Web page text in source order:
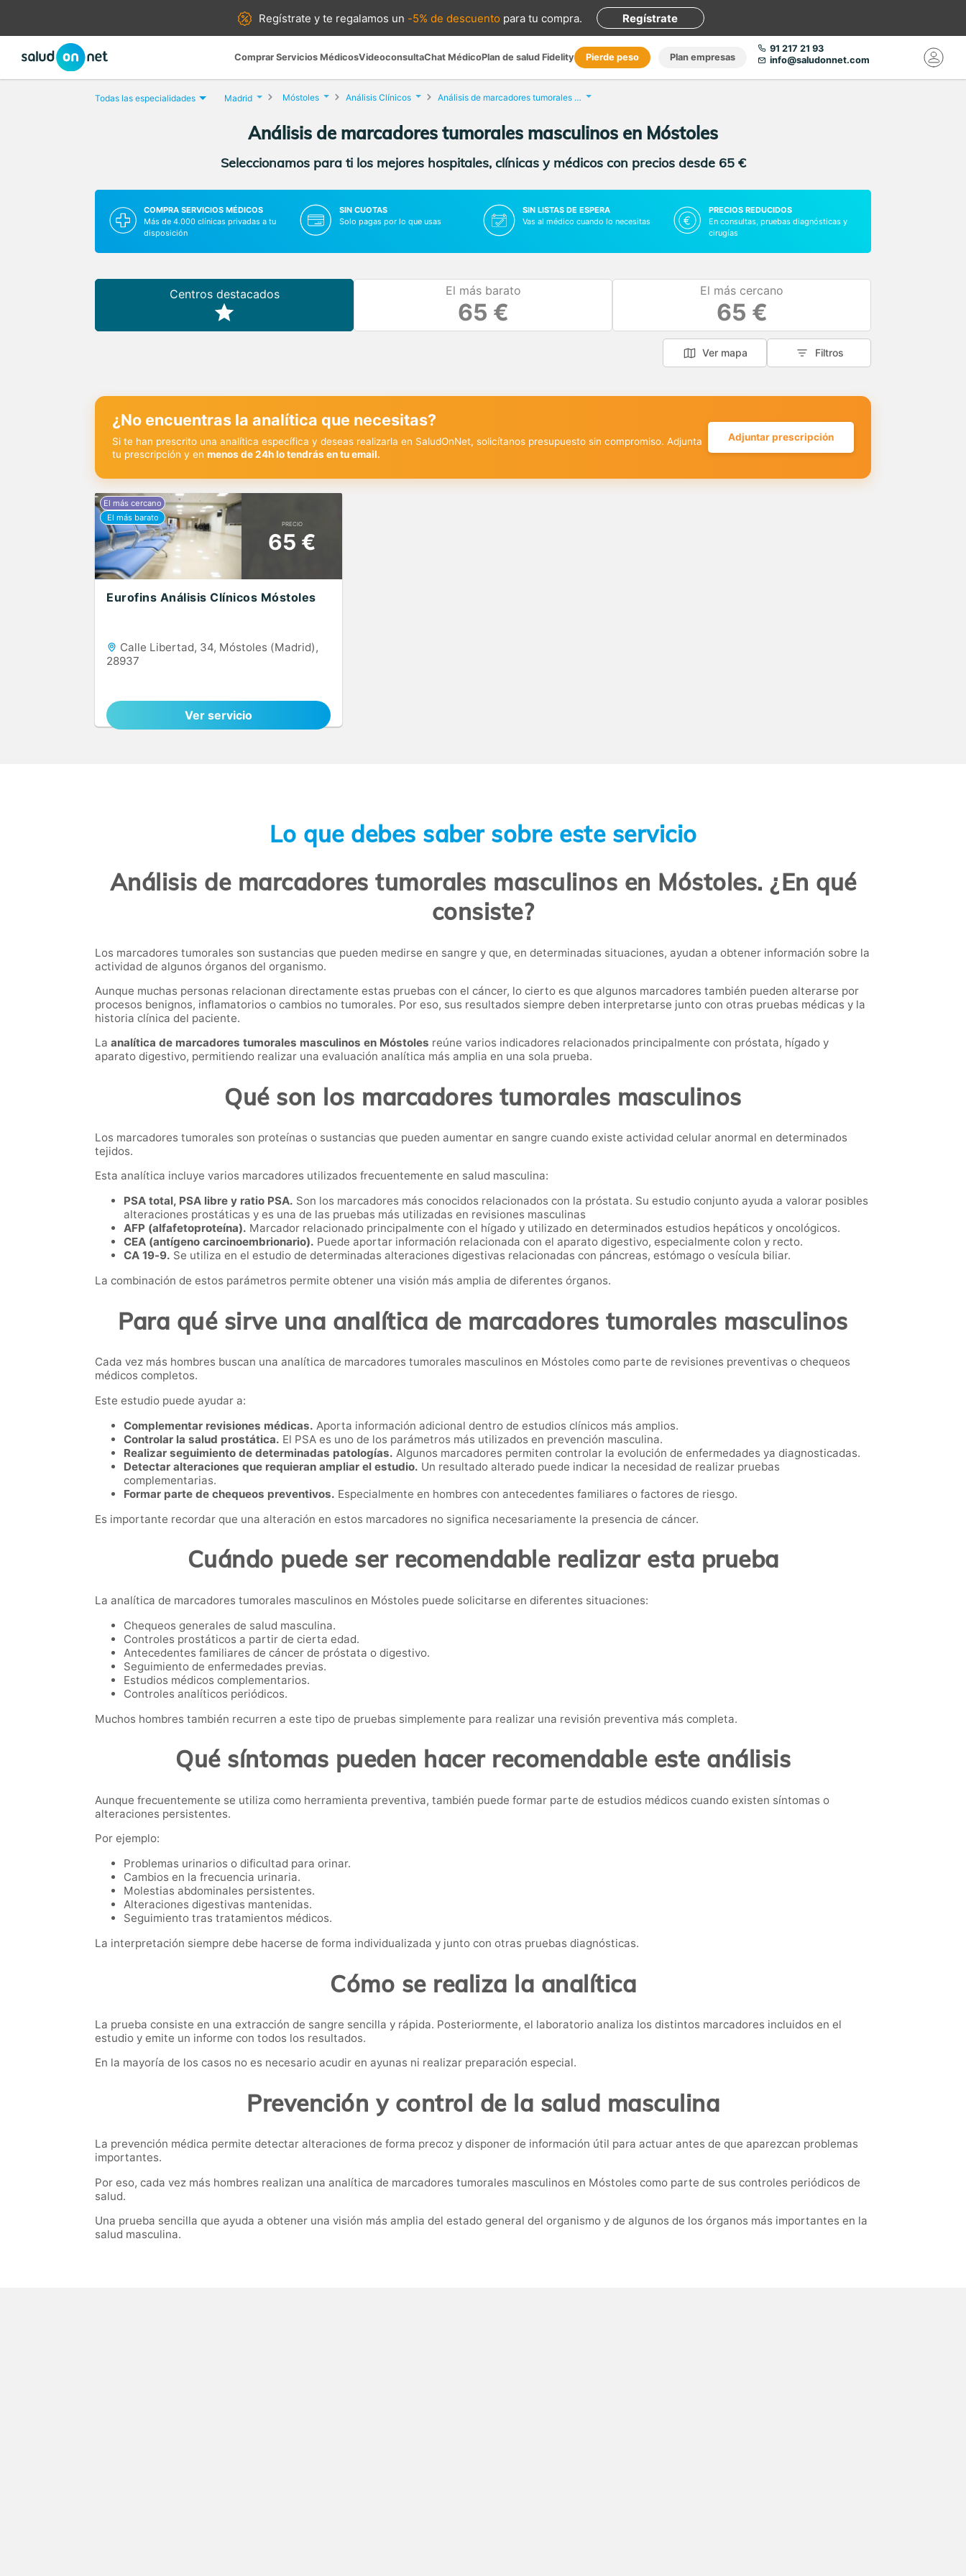
Regístrate yte regalamos un -5% de descuento para tu compra. Regístrate
Comprar Servicios MédicosVideoconsultaChat MédicoPlan de salud Fidelity Pierde peso Plan empresas
91 217 21 93
info@saludonnet.com
Todas las especialidades Madrid Móstoles Análisis Clínicos Análisis de marcadores tumorales masculinos
Análisis de marcadores tumorales masculinos en Móstoles
Seleccionamos para ti los mejores hospitales, clínicas y médicos con precios desde 65 €
COMPRA SERVICIOS MÉDICOS
Más de 4.000 clínicas privadas a tu
disposición
SIN CUOTAS
Solo pagas por lo que usas
SIN LISTAS DE ESPERA
Vas al médico cuando lo necesitas
PRECIOS REDUCIDOS
En consultas, pruebas diagnósticas y
cirugías
Centros destacados El más barato
65 €
El más cercano
65 €
Ver mapa Filtros
¿No encuentras la analítica que necesitas?
Si te han prescrito una analítica específica y deseas realizarla en SaludOnNet, solicítanos presupuesto sin compromiso. Adjunta
tu prescripción y en menos de 24h lo tendrás en tu email.
Adjuntar prescripción
PRECIO
65 €
Eurofins Análisis Clínicos Móstoles
Calle Libertad, 34, Móstoles (Madrid),
28937
Ver servicio
Lo que debes saber sobre este servicio
Análisis de marcadores tumorales masculinos en Móstoles. ¿En qué
consiste?
Los marcadores tumorales son sustancias que pueden medirse en sangre y que, en determinadas situaciones, ayudan a obtener información sobre la
actividad de algunos órganos del organismo.
Aunque muchas personas relacionan directamente estas pruebas con el cáncer, lo cierto es que algunos marcadores también pueden alterarse por
procesos benignos, inflamatorios o cambios no tumorales. Por eso, sus resultados siempre deben interpretarse junto con otras pruebas médicas y la
historia clínica del paciente.
La analítica de marcadores tumorales masculinos en Móstoles reúne varios indicadores relacionados principalmente con próstata, hígado y
aparato digestivo, permitiendo realizar una evaluación analítica más amplia en una sola prueba.
Qué son los marcadores tumorales masculinos
Los marcadores tumorales son proteínas o sustancias que pueden aumentar en sangre cuando existe actividad celular anormal en determinados
tejidos.
Esta analítica incluye varios marcadores utilizados frecuentemente en salud masculina:
PSA total, PSA libre y ratio PSA. Son los marcadores más conocidos relacionados con la próstata. Su estudio conjunto ayuda a valorar posibles
alteraciones prostáticas y es una de las pruebas más utilizadas en revisiones masculinas
AFP (alfafetoproteína). Marcador relacionado principalmente con el hígado y utilizado en determinados estudios hepáticos y oncológicos.
CEA (antígeno carcinoembrionario). Puede aportar información relacionada con el aparato digestivo, especialmente colon y recto.
CA 19-9. Se utiliza en el estudio de determinadas alteraciones digestivas relacionadas con páncreas, estómago o vesícula biliar.
La combinación de estos parámetros permite obtener una visión más amplia de diferentes órganos.
Para qué sirve una analítica de marcadores tumorales masculinos
Cada vez más hombres buscan una analítica de marcadores tumorales masculinos en Móstoles como parte de revisiones preventivas o chequeos
médicos completos.
Este estudio puede ayudar a:
Complementar revisiones médicas. Aporta información adicional dentro de estudios clínicos más amplios.
Controlar la salud prostática. El PSA es uno de los parámetros más utilizados en prevención masculina.
Realizar seguimiento de determinadas patologías. Algunos marcadores permiten controlar la evolución de enfermedades ya diagnosticadas.
Detectar alteraciones que requieran ampliar el estudio. Un resultado alterado puede indicar la necesidad de realizar pruebas
complementarias.
Formar parte de chequeos preventivos. Especialmente en hombres con antecedentes familiares o factores de riesgo.
Es importante recordar que una alteración en estos marcadores no significa necesariamente la presencia de cáncer.
Cuándo puede ser recomendable realizar esta prueba
La analítica de marcadores tumorales masculinos en Móstoles puede solicitarse en diferentes situaciones:
Chequeos generales de salud masculina.
Controles prostáticos a partir de cierta edad.
Antecedentes familiares de cáncer de próstata o digestivo.
Seguimiento de enfermedades previas.
Estudios médicos complementarios.
Controles analíticos periódicos.
Muchos hombres también recurren a este tipo de pruebas simplemente para realizar una revisión preventiva más completa.
Qué síntomas pueden hacer recomendable este análisis
Aunque frecuentemente se utiliza como herramienta preventiva, también puede formar parte de estudios médicos cuando existen síntomas o
alteraciones persistentes.
Por ejemplo:
Problemas urinarios o dificultad para orinar.
Cambios en la frecuencia urinaria.
Molestias abdominales persistentes.
Alteraciones digestivas mantenidas.
Seguimiento tras tratamientos médicos.
La interpretación siempre debe hacerse de forma individualizada y junto con otras pruebas diagnósticas.
Cómo se realiza la analítica
La prueba consiste en una extracción de sangre sencilla y rápida. Posteriormente, el laboratorio analiza los distintos marcadores incluidos en el
estudio y emite un informe con todos los resultados.
En la mayoría de los casos no es necesario acudir en ayunas ni realizar preparación especial.
Prevención y control de la salud masculina
La prevención médica permite detectar alteraciones de forma precoz y disponer de información útil para actuar antes de que aparezcan problemas
importantes.
Por eso, cada vez más hombres realizan una analítica de marcadores tumorales masculinos en Móstoles como parte de sus controles periódicos de
salud.
Una prueba sencilla que ayuda a obtener una visión más amplia del estado general del organismo y de algunos de los órganos más importantes en la
salud masculina.